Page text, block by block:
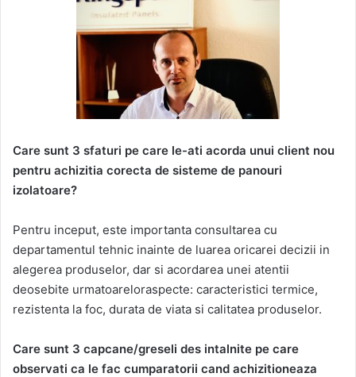
Care sunt 3 sfaturi pe care le-ati acorda unui client nou
pentru achizitia corecta de sisteme de panouri
izolatoare?
Pentru inceput, este importanta consultarea cu
departamentul tehnic inainte de luarea oricarei decizii in
alegerea produselor, dar si acordarea unei atentii
deosebite urmatoareloraspecte: caracteristici termice,
rezistenta la foc, durata de viata si calitatea produselor.
Care sunt 3 capcane/greseli des intalnite pe care
observati ca le fac cumparatorii cand achizitioneaza